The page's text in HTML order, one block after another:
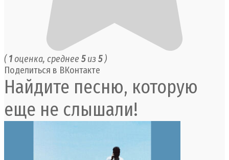
(1 оценка, среднее 5из 5)
Поделиться в ВКонтакте
Найдите песню, которую
еще не слышали!